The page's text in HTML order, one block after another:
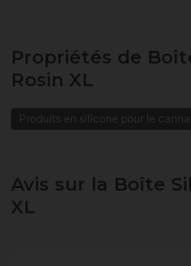
Propriétés de
Rosin XL
Produits en silicone pour le
Avis sur la Boîte
XL